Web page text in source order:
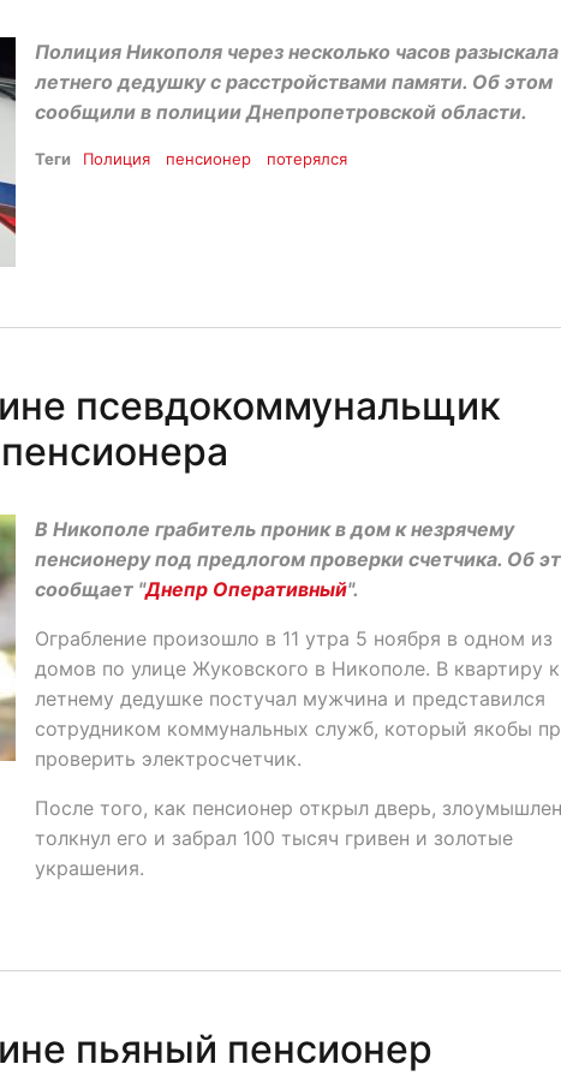
Полиция Никополя через несколько часов
летнего дедушку с расстройствами памяти. Об этом
сообщили в полиции Днепропетровской области.
Теги Полиция пенсионер потерялся
псевдокоммунальщик
В Никополе грабитель проник в дом к незрячему
пенсионеру под предлогом проверки счетчика. Об
сообщает "Днепр Оперативный".
Ограбление произошло в 11 утра 5 ноября в одном из
домов по улице Жуковского в Никополе. В квартиру
летнему дедушке постучал мужчина и представился
сотрудником коммунальных служб, который якобы
проверить электросчетчик.
После того, как пенсионер открыл дверь,
толкнул его и забрал 100 тысяч гривен и золотые
украшения.
пьяный пенсионер